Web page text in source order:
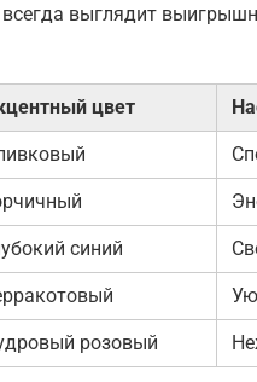
выглядит
цвет
синий
розовый